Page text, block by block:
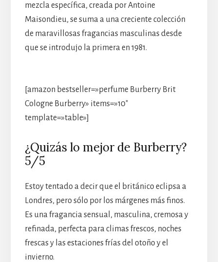
mezcla específica, creada por Antoine
Maisondieu, se suma a una creciente colección
de maravillosas fragancias masculinas desde
que se introdujo la primera en 1981.
[amazon bestseller=»perfume Burberry Brit
Cologne Burberry» items=»10″
template=»table»]
¿Quizás lo mejor de Burberry?
5/5
Estoy tentado a decir que el británico eclipsa a
Londres, pero sólo por los márgenes más finos.
Es una fragancia sensual, masculina, cremosa y
refinada, perfecta para climas frescos, noches
frescas y las estaciones frías del otoño y el
invierno.